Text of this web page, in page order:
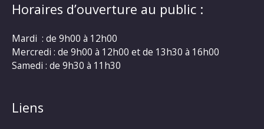
Horaires d’ouverture au public :
Mardi : de 9h00 à 12h00
Mercredi : de 9h00 à 12h00 et de 13h30 à 16h00
Samedi : de 9h30 à 11h30
Liens